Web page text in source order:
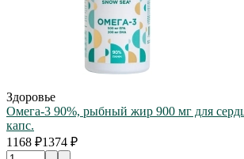
Здоровье
Омега-3 90%, рыбный жир 900 мг для
капс.
1168 ₽1374 ₽